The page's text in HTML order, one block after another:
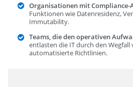
Organisationen mit
Funktionen wie Datenresidenz,
Immutability.
Teams, die den operativen
entlasten die IT durch den
automatisierte Richtlinien.